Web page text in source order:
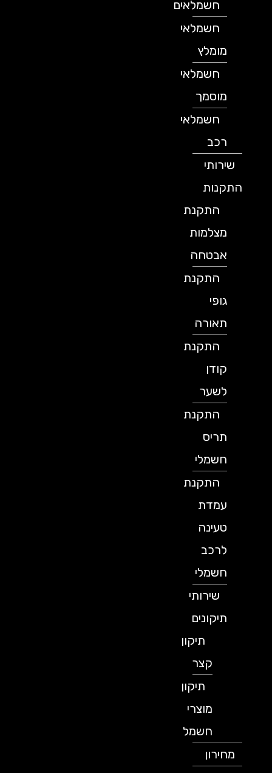
חשמלאים
חשמלאי
מומלץ
חשמלאי
מוסמך
חשמלאי
שירותי
התקנות
התקנת
מצלמות
אבטחה
התקנת
תאורה
התקנת
לשער
התקנת
תריס
חשמלי
התקנת
עמדת
טעינה
לרכב
חשמלי
שירותי
תיקונים
תיקון
תיקון
מוצרי
חשמל
מחירון